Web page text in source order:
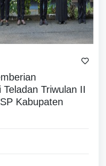
Triwulan II
Kabupaten